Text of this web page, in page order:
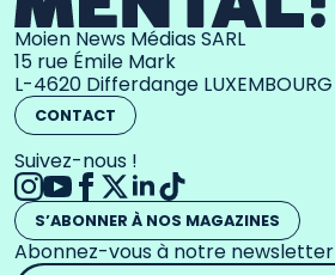
Moien News Médias SARL
15 rue Émile Mark
L-4620 Differdange LUXEMBOURG
CONTACT
Suivez-nous !
S’ABONNER À NOS MAGAZINES
Abonnez-vous à notre newsletter